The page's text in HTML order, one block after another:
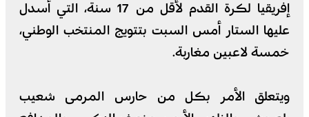
إفريقيا لكرة القدم لأقل من 17 سنة، التي أسدل
عليها الستار أمس السبت بتتويج المنتخب الوطني،
خمسة لاعبين مغاربة.
ويتعلق الأمر بكل من حارس المرمى شعيب